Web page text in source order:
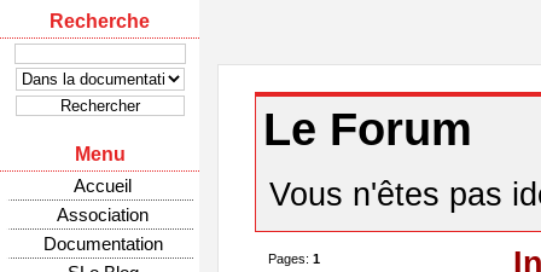
Recherche
Menu
Accueil
Association
Documentation
Le Forum
Vous n'êtes pas
Pages: 1